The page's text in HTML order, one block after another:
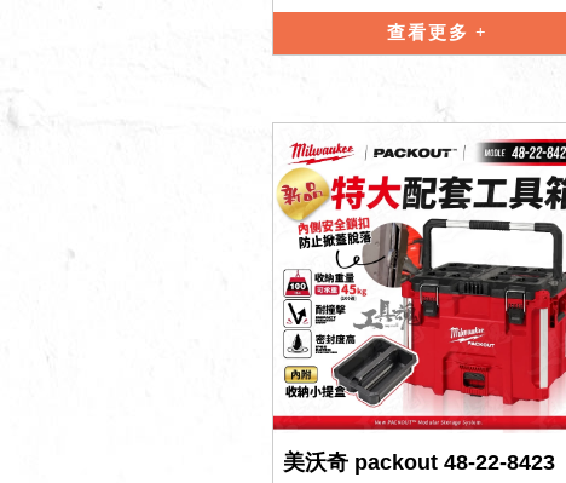
查看更多
美沃奇 packout 48-22-8423